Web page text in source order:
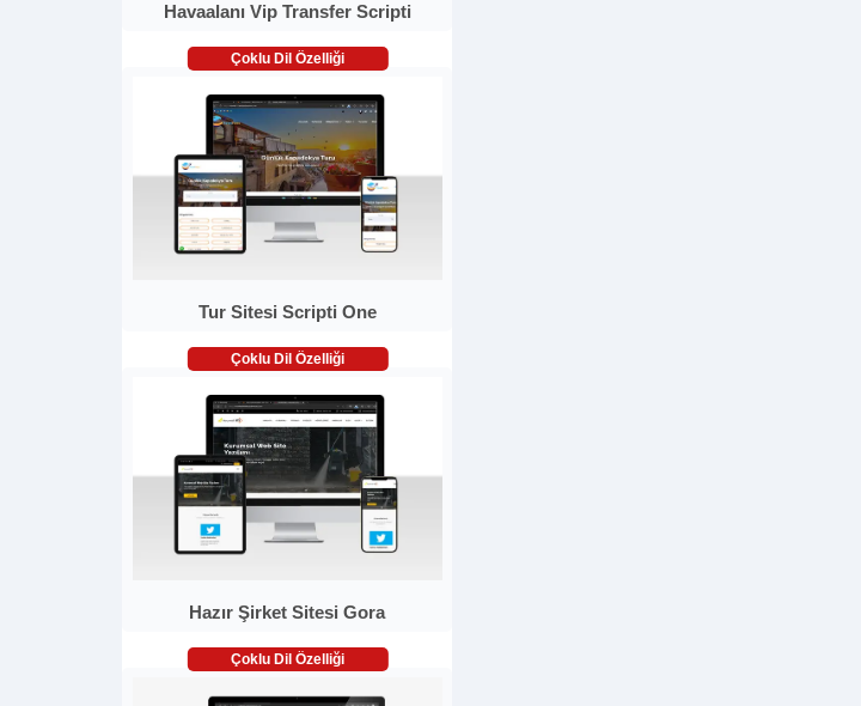
Havaalanı Vip Transfer Scripti
Çoklu Dil Özelliği
Tur Sitesi Scripti One
Çoklu Dil Özelliği
Hazır Şirket Sitesi Gora
Çoklu Dil Özelliği